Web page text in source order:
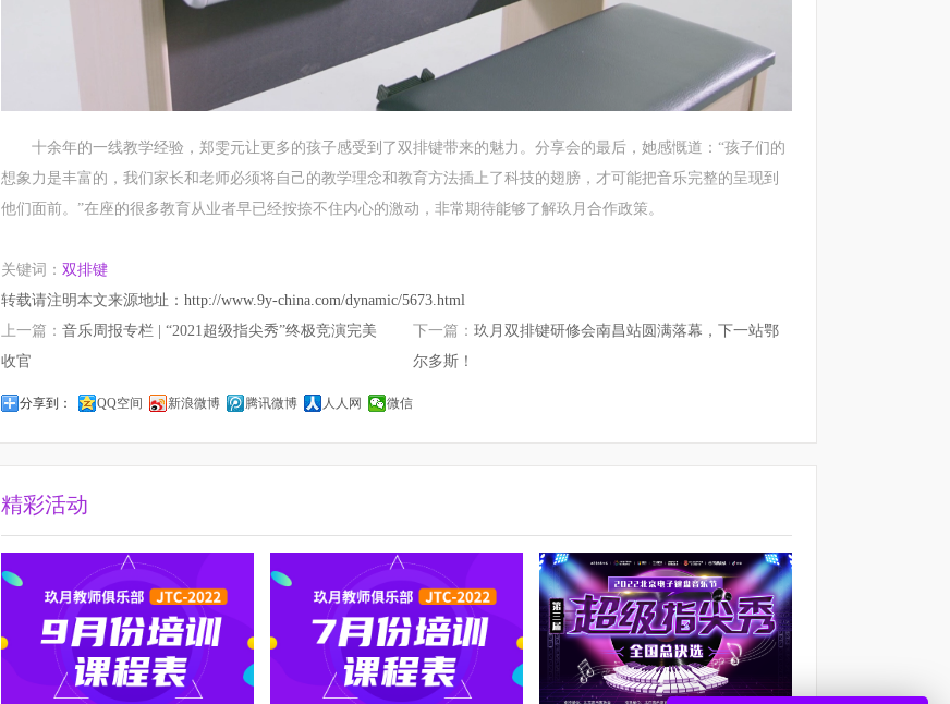
十余年的一线教学经验，郑雯元让更多的孩子感受到了双排键带来的魅力。分享会的最后，她感慨道：“孩子们的
想象力是丰富的，我们家长和老师必须将自己的教学理念和教育方法插上了科技的翅膀，才可能把音乐完整的呈现到
他们面前。”在座的很多教育从业者早已经按捺不住内心的激动，非常期待能够了解玖月合作政策。
关键词： 双排键
转载请注明本文来源地址： http://www.9y-china.com/dynamic/5673.html
上一篇： 音乐周报专栏 | “2021超级指尖秀”终极竞演完美
收官
下一篇： 玖月双排键研修会南昌站圆满落幕，下一站鄂
尔多斯！
分享到： QQ空间 新浪微博 腾讯微博 人人网 微信
精彩活动